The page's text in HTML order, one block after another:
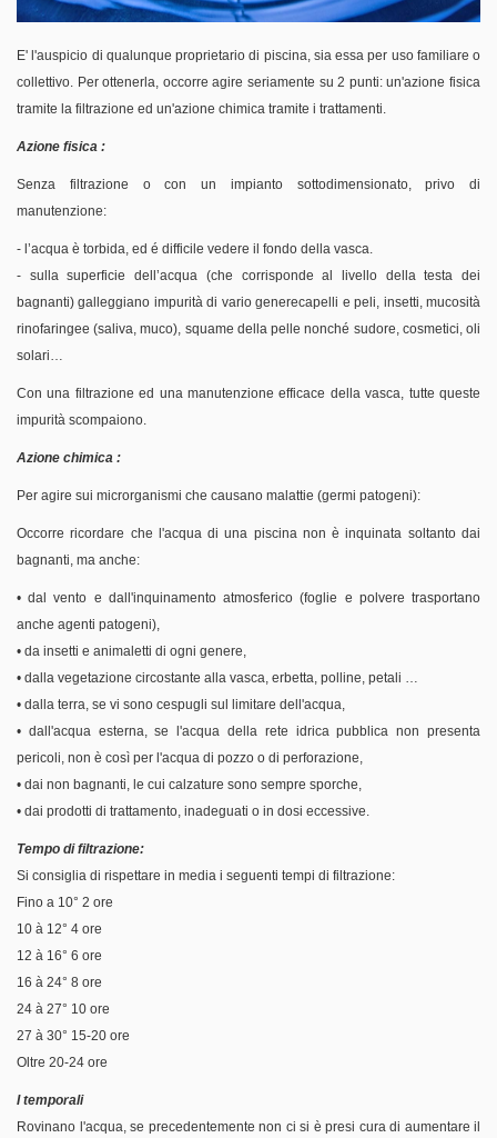
E' l'auspicio di qualunque proprietario di piscina, sia essa per uso familiare o
collettivo. Per ottenerla, occorre agire seriamente su 2 punti: un'azione fisica
tramite la filtrazione ed un'azione chimica tramite i trattamenti.
Azione fisica :
Senza filtrazione o con un impianto sottodimensionato, privo di
manutenzione:
- l’acqua è torbida, ed é difficile vedere il fondo della vasca.
- sulla superficie dell’acqua (che corrisponde al livello della testa dei
bagnanti) galleggiano impurità di vario generecapelli e peli, insetti, mucosità
rinofaringee (saliva, muco), squame della pelle nonché sudore, cosmetici, oli
solari…
Con una filtrazione ed una manutenzione efficace della vasca, tutte queste
impurità scompaiono.
Azione chimica :
Per agire sui microrganismi che causano malattie (germi patogeni):
Occorre ricordare che l'acqua di una piscina non è inquinata soltanto dai
bagnanti, ma anche:
• dal vento e dall'inquinamento atmosferico (foglie e polvere trasportano
anche agenti patogeni),
• da insetti e animaletti di ogni genere,
• dalla vegetazione circostante alla vasca, erbetta, polline, petali …
• dalla terra, se vi sono cespugli sul limitare dell'acqua,
• dall'acqua esterna, se l'acqua della rete idrica pubblica non presenta
pericoli, non è così per l'acqua di pozzo o di perforazione,
• dai non bagnanti, le cui calzature sono sempre sporche,
• dai prodotti di trattamento, inadeguati o in dosi eccessive.
Tempo di filtrazione:
Si consiglia di rispettare in media i seguenti tempi di filtrazione:
Fino a 10° 2 ore
10 à 12° 4 ore
12 à 16° 6 ore
16 à 24° 8 ore
24 à 27° 10 ore
27 à 30° 15-20 ore
Oltre 20-24 ore
I temporali
Rovinano l'acqua, se precedentemente non ci si è presi cura di aumentare il